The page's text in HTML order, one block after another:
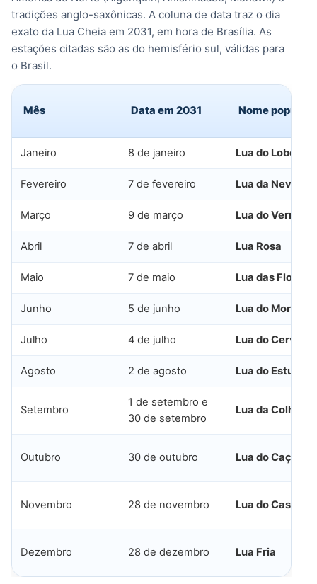
tradições anglo-saxônicas. A coluna de data traz o dia
exato da Lua Cheia em 2031, em hora de Brasília. As
estações citadas são as do hemisfério sul, válidas para
o Brasil.
Mês Data em 2031 Nome popular
Janeiro 8 de janeiro Lua do Lobo
Fevereiro 7 de fevereiro Lua da Neve
Março 9 de março Lua do Verme
Abril 7 de abril Lua Rosa
Maio 7 de maio Lua das Flores
Junho 5 de junho Lua do Morango
Julho 4 de julho Lua do Cervo
Agosto 2 de agosto Lua do Esturjão
Setembro
1 de setembro e
30 de setembro
Lua da Colheita
Outubro 30 de outubro Lua do Caçador
Novembro 28 de novembro Lua do Castor
Dezembro 28 de dezembro Lua Fria